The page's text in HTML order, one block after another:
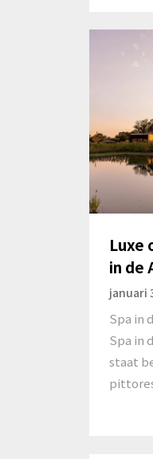
Luxe
in de
januari
Spa in
Spa in
staat